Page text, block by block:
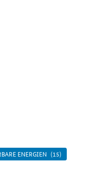
ENERGIEN (15)